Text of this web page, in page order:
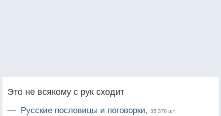
Это не всякому с рук сходит
— Русские пословицы и поговорки, 35 376 шт.